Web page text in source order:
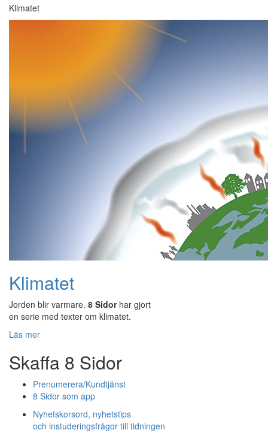
Klimatet
Klimatet
Jorden blir varmare. 8 Sidorhar gjort
en serie med texter om klimatet.
Läs mer
Skaffa 8 Sidor
Prenumerera/Kundtjänst
8 Sidor som app
Nyhetskorsord, nyhetstips
och instuderingsfrågor till tidningen